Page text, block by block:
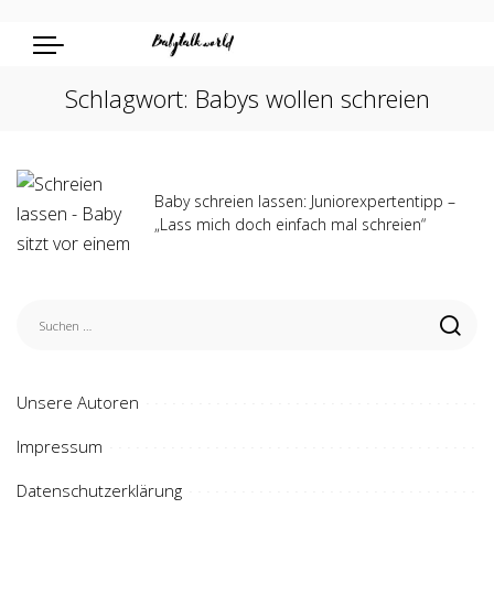
Schlagwort: Babys wollen schreien
Baby schreien lassen: Juniorexpertentipp –
„Lass mich doch einfach mal schreien“
Unsere Autoren
Impressum
Datenschutzerklärung